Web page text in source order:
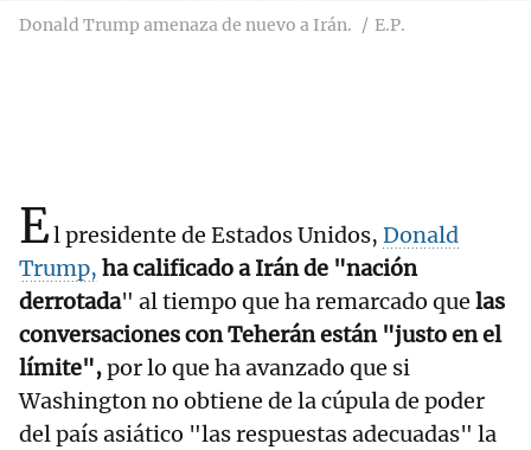
Donald Trump amenaza de nuevo a Irán. E.P.
El presidente de Estados Unidos, Donald
Trump, ha calificado a Irán de "nación
derrotada" al tiempo que ha remarcado que las
conversaciones con Teherán están "justo en el
límite",por lo que ha avanzado que si
Washington no obtiene de la cúpula de poder
del país asiático "las respuestas adecuadas" la